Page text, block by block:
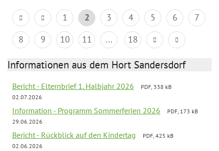
1 2 3 4 5 6
7
8
9 10 11 ... 18
Informationen aus dem Hort Sandersdorf
Bericht - Elternbrief 1. Halbjahr 2026
PDF, 338 kB
02.07.2026
Information - Programm Sommerferien 2026
PDF, 173 kB
29.06.2026
Bericht - Rückblick auf den Kindertag
PDF, 425 kB
02.06.2026